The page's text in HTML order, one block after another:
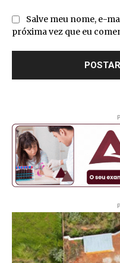
Salve meu nome, e-
próxima vez que eu